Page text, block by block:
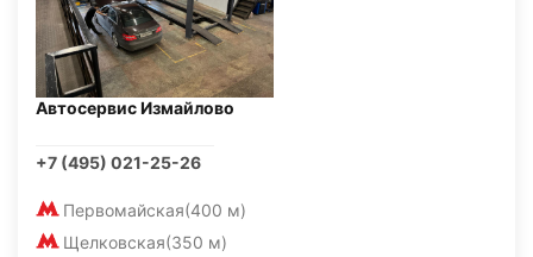
Автосервис Измайлово
+7 (495) 021-25-26
Первомайская(400 м)
Щелковская(350 м)